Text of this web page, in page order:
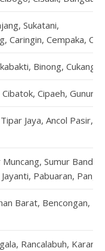
Sukatani,
Caringin, Cempaka,
Binong, Cukang
Cipaeh,
Jaya, Ancol Pasir,
Sumur
Pabuaran,
Barat, Bencongan,
Rancalabuh,